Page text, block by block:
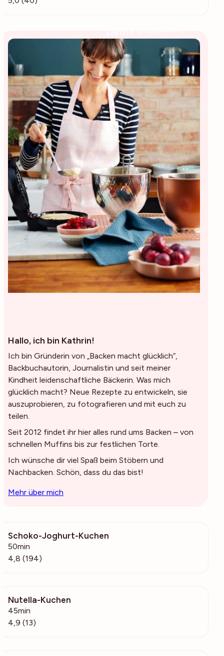
Hallo, ich bin Kathrin!
Ich bin Gründerin von „Backen macht glücklich“,
Backbuchautorin, Journalistin und seit meiner
Kindheit leidenschaftliche Bäckerin. Was mich
glücklich macht? Neue Rezepte zu entwickeln, sie
auszuprobieren, zu fotografieren und mit euch zu
teilen.
Seit 2012 findet ihr hier alles rund ums Backen – von
schnellen Muffins bis zur festlichen Torte.
Ich wünsche dir viel Spaß beim Stöbern und
Nachbacken. Schön, dass du das bist!
Mehr über mich
Schoko-Joghurt-Kuchen
50min
4,8 (194)
Nutella-Kuchen
45min
4,9 (13)